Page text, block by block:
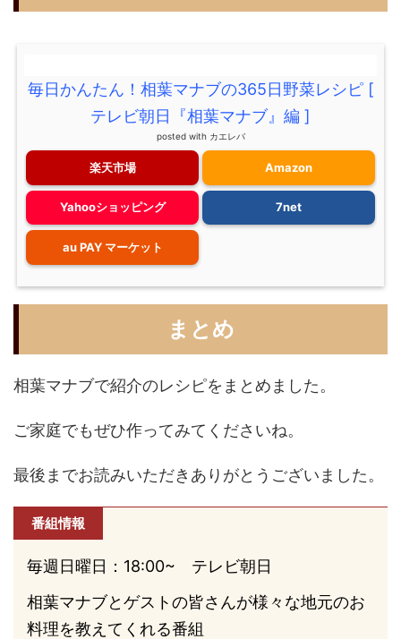
毎日かんたん！相葉マナブの365日野菜レシピ [
テレビ朝日『相葉マナブ』編 ]
posted with カエレバ
楽天市場 Amazon
Yahooショッピング 7net
au PAY マーケット
まとめ
相葉マナブで紹介のレシピをまとめました。
ご家庭でもぜひ作ってみてくださいね。
最後までお読みいただきありがとうございました。
番組情報
毎週日曜日：18:00~ テレビ朝日
相葉マナブとゲストの皆さんが様々な地元のお
料理を教えてくれる番組